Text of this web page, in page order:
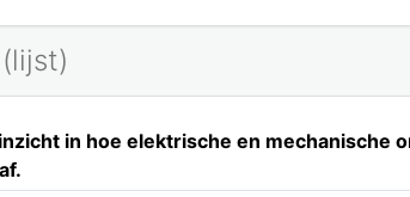
in hoe elektrische en